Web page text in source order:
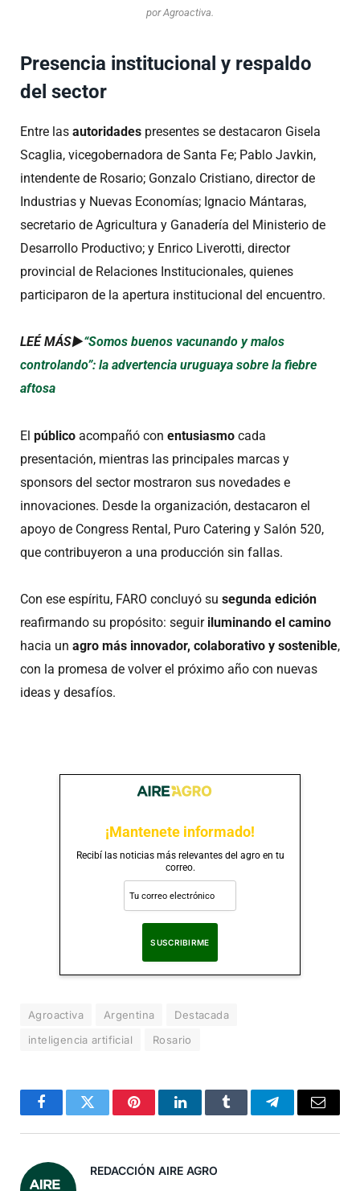
por Agroactiva.
Presencia institucional y respaldo
del sector
Entre las autoridades presentes se destacaron Gisela
Scaglia, vicegobernadora de Santa Fe; Pablo Javkin,
intendente de Rosario; Gonzalo Cristiano, director de
Industrias y Nuevas Economías; Ignacio Mántaras,
secretario de Agricultura y Ganadería del Ministerio de
Desarrollo Productivo; y Enrico Liverotti, director
provincial de Relaciones Institucionales, quienes
participaron de la apertura institucional del encuentro.
LEÉ MÁS►“Somos buenos vacunando y malos
controlando”: la advertencia uruguaya sobre la fiebre
aftosa
El público acompañó con entusiasmo cada
presentación, mientras las principales marcas y
sponsors del sector mostraron sus novedades e
innovaciones. Desde la organización, destacaron el
apoyo de Congress Rental, Puro Catering y Salón 520,
que contribuyeron a una producción sin fallas.
Con ese espíritu, FARO concluyó su segunda edición
reafirmando su propósito: seguir iluminando el camino
hacia un agro más innovador, colaborativo y sostenible,
con la promesa de volver el próximo año con nuevas
ideas y desafíos.
¡Mantenete informado!
Recibí las noticias más relevantes del agro en tu
correo.
Agroactiva Argentina
Destacada
inteligencia artificial
Rosario
FacebookTwitter PinterestLinkedInTumblr TelegramCorreo
REDACCIÓN AIRE AGRO